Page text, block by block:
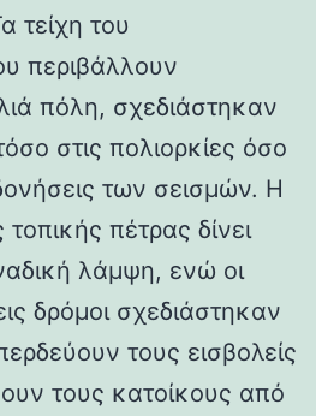
τείχη του
περιβάλλουν
πόλη, σχεδιάστηκαν
στις πολιορκίες όσο
των σεισμών. Η
πέτρας δίνει
λάμψη, ενώ οι
δρόμοι σχεδιάστηκαν
τους εισβολείς
τους κατοίκους από